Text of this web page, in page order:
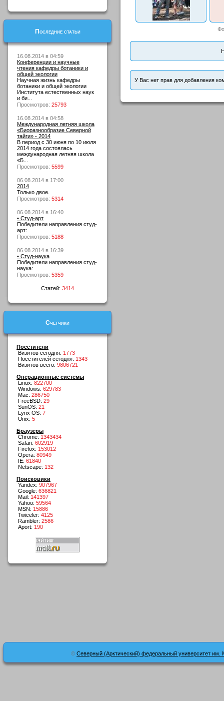
Последние статьи
16.08.2014 в 04:59
Конференции и научные
чтения кафедры ботаники и
общей экологии
Научная жизнь кафедры
ботаники и общей экологии
Института естественных наук
и би...
Просмотров: 25793
16.08.2014 в 04:58
Международная летняя школа
«Биоразнообразие Северной
тайги» - 2014
В период с 30 июня по 10 июля
2014 года состоялась
международная летняя школа
«Б...
Просмотров: 5599
06.08.2014 в 17:00
2014
Только двое.
Просмотров: 5314
06.08.2014 в 16:40
• Студ-арт
Победители направления студ-
арт:
Просмотров: 5188
06.08.2014 в 16:39
• Студ-наука
Победители направления студ-
наука:
Просмотров: 5359
Статей: 3414
Счетчики
Посетители
Визитов сегодня: 1773
Посетителей сегодня: 1343
Визитов всего: 9806721
Операционные системы
Linux: 822700
Windows: 629783
Mac: 286750
FreeBSD: 29
SunOS: 21
Lynx OS: 7
Unix: 5
Браузеры
Chrome: 1343434
Safari: 602919
Firefox: 153012
Opera: 80949
IE: 61840
Netscape: 132
Поисковики
Yandex: 907967
Google: 636821
Mail: 141397
Yahoo: 59564
MSN: 15886
Twiceler: 4125
Rambler: 2586
Aport: 190
У Вас нет прав для добавления
© Северный (Арктический) федеральный университет